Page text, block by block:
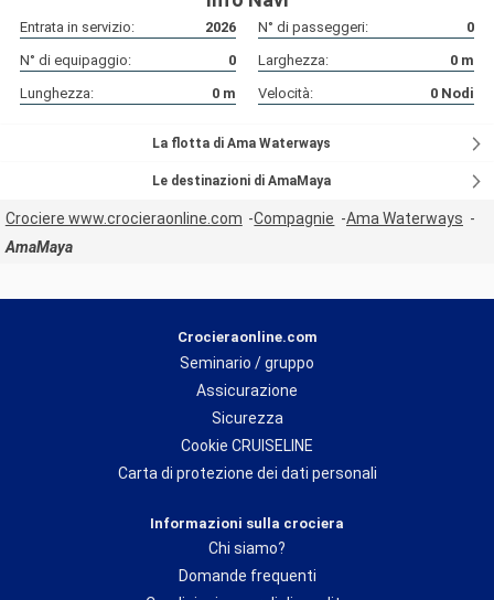
Entrata in servizio: 2026 N° di passeggeri:
0
N° di equipaggio:
0 Larghezza: 0 m
Lunghezza:
0 m Velocità: 0 Nodi
La flotta di Ama Waterways
Le destinazioni di AmaMaya
Crociere www.crocieraonline.com Compagnie
Ama Waterways
AmaMaya
Crocieraonline.com
Seminario / gruppo
Assicurazione
Sicurezza
Cookie CRUISELINE
Carta di protezione dei dati personali
Informazioni sulla crociera
Chi siamo?
Domande frequenti